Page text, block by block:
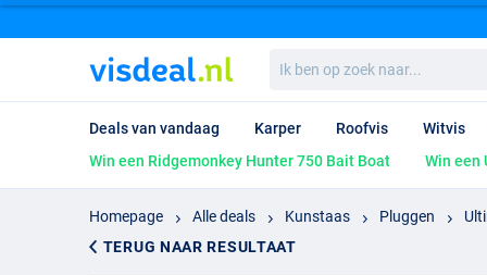
ben
op
naar...
Deals van vandaag Karper Roofvis Witvis
Win een Ridgemonkey Hunter 750 Bait Boat
Win een
Homepage Alle deals Kunstaas Pluggen
TERUG NAAR RESULTAAT